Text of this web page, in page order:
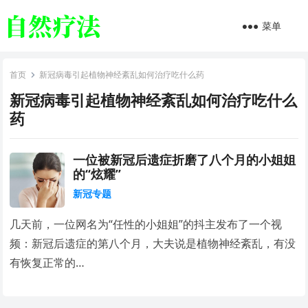
菜单
首页 新冠病毒引起植物神经紊乱如何治疗吃什么药
新冠病毒引起植物神经紊乱如何治疗吃什么
药
一位被新冠后遗症折磨了八个月的小姐姐
的“炫耀”
新冠专题
几天前，一位网名为“任性的小姐姐”的抖主发布了一个视
频：新冠后遗症的第八个月，大夫说是植物神经紊乱，有没
有恢复正常的…